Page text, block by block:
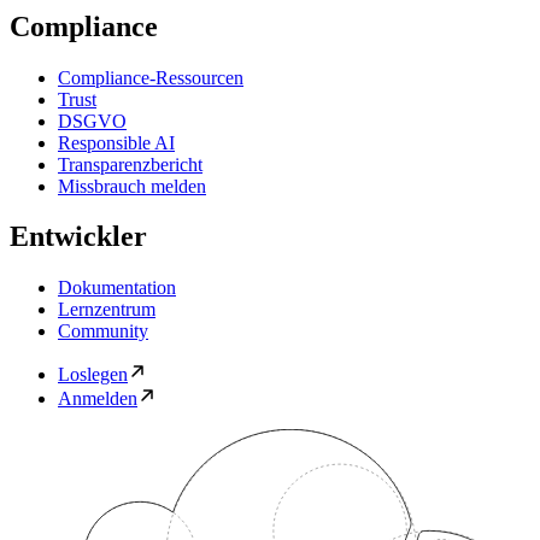
Compliance
Compliance-Ressourcen
Trust
DSGVO
Responsible AI
Transparenzbericht
Missbrauch melden
Entwickler
Dokumentation
Lernzentrum
Community
Loslegen
Anmelden